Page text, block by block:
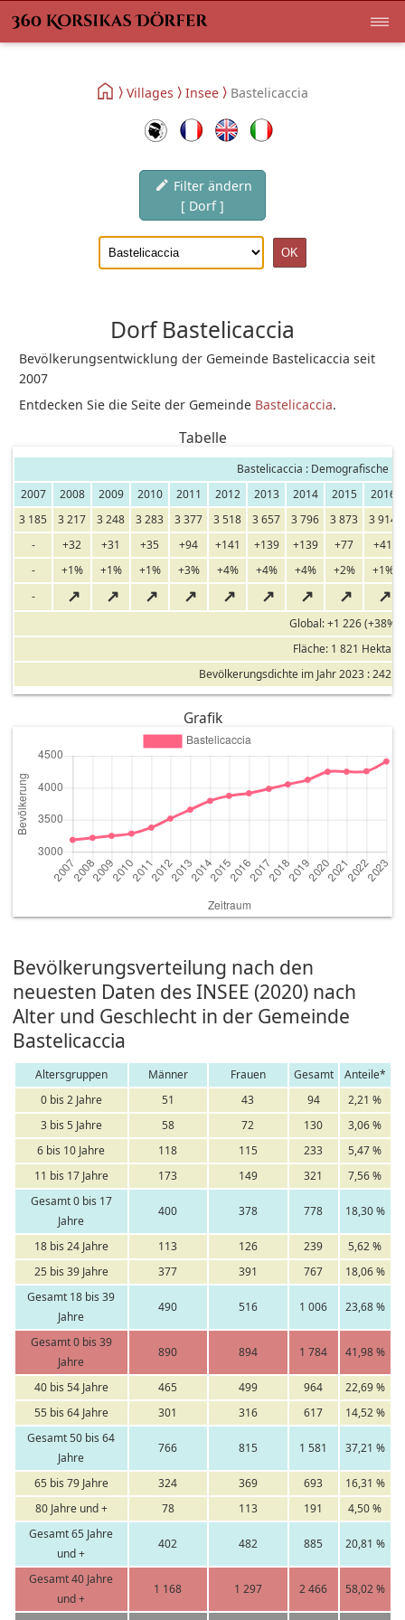
Villages Insee Bastelicaccia
Filter ändern
[ Dorf ]
Dorf Bastelicaccia
Bevölkerungsentwicklung der Gemeinde Bastelicaccia seit
2007
Entdecken Sie die Seite der Gemeinde Bastelicaccia.
Tabelle
Bastelicaccia : Demografische
2007
2008 2009 2010 2011 2012 2013 2014 2015
2016
3 185
3 217 3 248 3 283 3 377 3 518 3 657 3 796 3 873
3 914
-
+32 +31 +35 +94 +141 +139 +139 +77
+41
-
+1% +1% +1% +3% +4% +4% +4% +2%
+1%
-
↗ ↗ ↗ ↗ ↗ ↗ ↗ ↗ ↗
Global: +1 226 (+38%)
Fläche: 1 821 Hektar
Bevölkerungsdichte im Jahr 2023 : 242
Grafik
Bevölkerungsverteilung nach den
neuesten Daten des INSEE (2020) nach
Alter und Geschlecht in der Gemeinde
Bastelicaccia
Altersgruppen Männer Frauen Gesamt
Anteile*
0 bis 2 Jahre
51 43 94
2,21 %
3 bis 5 Jahre
58 72 130
3,06 %
6 bis 10 Jahre
118 115 233
5,47 %
11 bis 17 Jahre
173 149 321
7,56 %
Gesamt 0 bis 17
Jahre
400 378 778 18,30 %
18 bis 24 Jahre 113 126 239
5,62 %
25 bis 39 Jahre
377 391 767
18,06 %
Gesamt 18 bis 39
Jahre
490 516 1 006 23,68 %
Gesamt 0 bis 39
Jahre
890 894 1 784 41,98 %
40 bis 54 Jahre 465 499 964
22,69 %
55 bis 64 Jahre
301 316 617
14,52 %
Gesamt 50 bis 64
Jahre
766 815 1 581 37,21 %
65 bis 79 Jahre 324 369 693
16,31 %
80 Jahre und +
78 113 191
4,50 %
Gesamt 65 Jahre
und +
402 482 885 20,81 %
Gesamt 40 Jahre
und +
1 168 1 297 2 466 58,02 %